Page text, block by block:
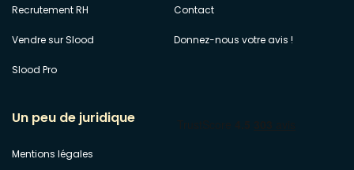
Recrutement RH
Vendre sur Slood
Slood Pro
Contact
Donnez-nous votre avis !
Un peu de juridique
Mentions légales